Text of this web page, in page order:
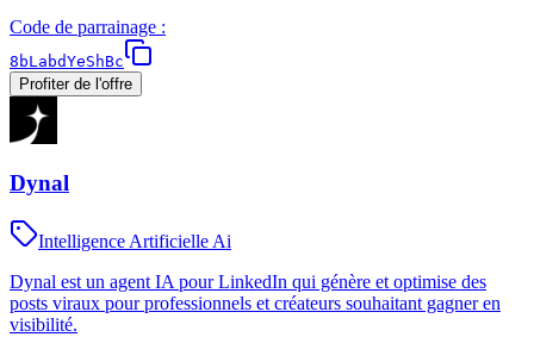
Code de parrainage :
8bLabdYeShBc
Profiter de l'offre
Dynal
Intelligence Artificielle Ai
Dynal est un agent IA pour LinkedIn qui génère et optimise des
posts viraux pour professionnels et créateurs souhaitant gagner en
visibilité.